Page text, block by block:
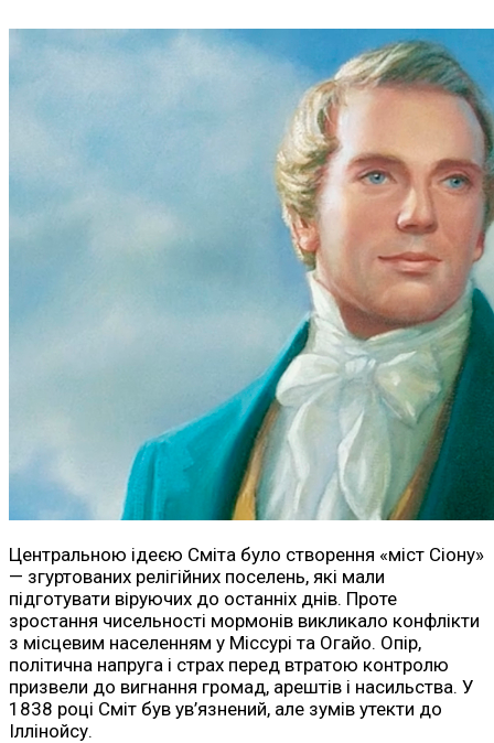
Центральною ідеєю Сміта було створення «міст Сіону»
— згуртованих релігійних поселень, які мали
підготувати віруючих до останніх днів. Проте
зростання чисельності мормонів викликало конфлікти
з місцевим населенням у Міссурі та Огайо. Опір,
політична напруга і страх перед втратою контролю
призвели до вигнання громад, арештів і насильства. У
1838 році Сміт був ув’язнений, але зумів утекти до
Іллінойсу.